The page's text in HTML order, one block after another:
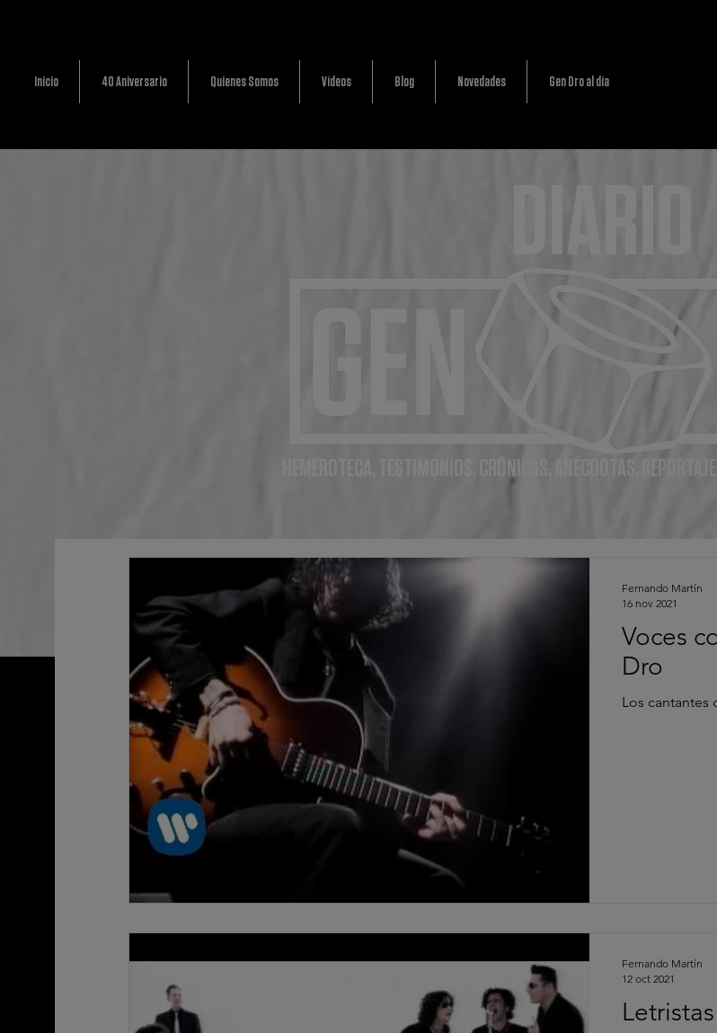
Inicio 40 Aniversario Quienes Somos Vídeos Blog Novedades Gen Dro al día
HEMEROTECA, TESTIMONIOS, CRÓNICAS, ANÉCDOTAS,
DIARIO
Voces
Dro
Los cantantes
Fernando Martín
16 nov 2021
Fernando Martín
12 oct 2021